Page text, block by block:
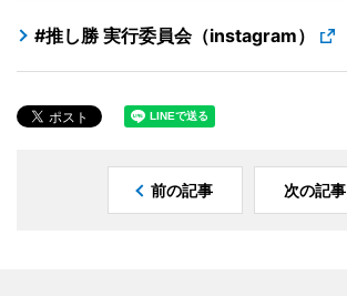
#推し勝 実行委員会（instagram）
前の記事 次の記事